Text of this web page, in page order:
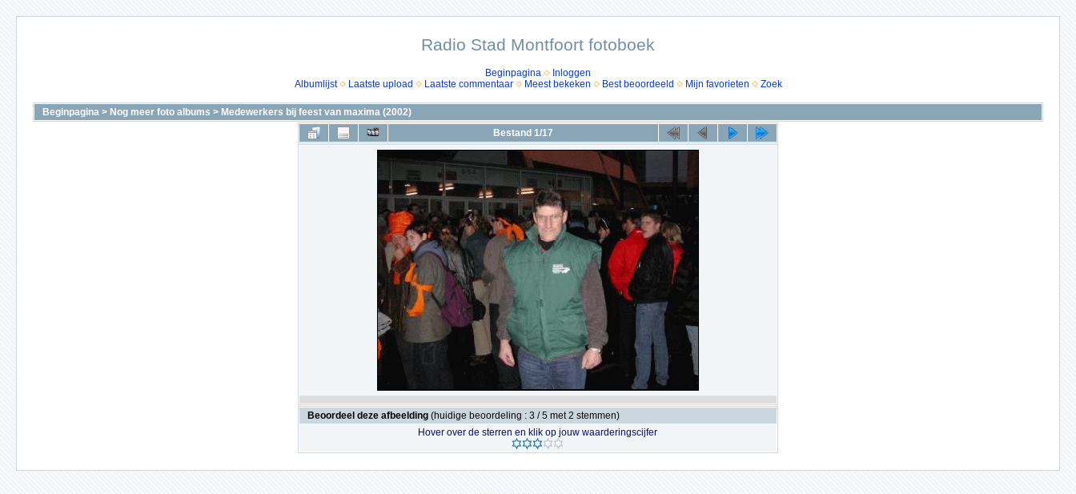
Radio Stad Montfoort fotoboek
Beginpagina
Inloggen
Albumlijst
Laatste upload Laatste commentaar Meest bekeken Best beoordeeld Mijn favorieten Zoek
Beginpagina > Nog meer foto albums > Medewerkers bij feest van maxima (2002)
Bestand 1/17
Beoordeel deze afbeelding (huidige beoordeling : 3 / 5 met 2 stemmen)
Hover over de sterren en klik op jouw waarderingscijfer